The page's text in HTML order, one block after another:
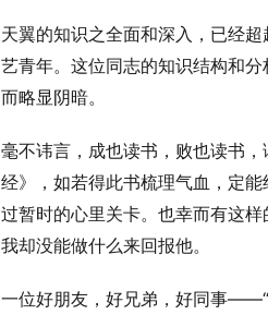
天翼的知识之全面和深入，已经
艺青年。这位同志的知识结构和
而略显阴暗。
毫不讳言，成也读书，败也读书
经》，如若得此书梳理气血，定
过暂时的心里关卡。也幸而有这
我却没能做什么来回报他。
一位好朋友，好兄弟，好同事——“